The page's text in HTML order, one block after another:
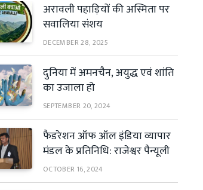
अरावली पहाड़ियों की अस्मिता पर
सवालिया संशय
DECEMBER 28, 2025
दुनिया में अमनचैन, अयुद्ध एवं शांति
का उजाला हो
SEPTEMBER 20, 2024
फैडरेशन ऑफ ऑल इंडिया व्यापार
मंडल के प्रतिनिधि: राजेश्वर पैन्यूली
OCTOBER 16, 2024